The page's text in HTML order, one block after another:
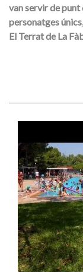
van servir de punt
personatges
El Terrat de La